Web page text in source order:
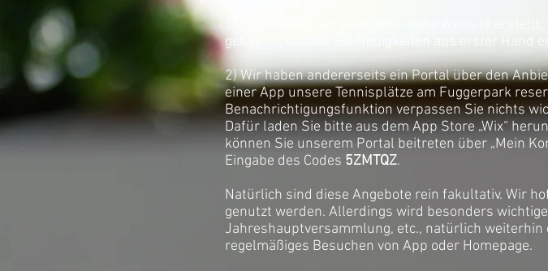
1) Dazu haben wir einerseits diese Website
gehalten, sodass Sie Neuigkeiten aus erster Hand
2) Wir haben andererseits ein Portal über den
einer App unsere Tennisplätze am Fuggerpark
Benachrichtigungsfunktion verpassen Sie nichts
Dafür laden Sie bitte aus dem App Store „Wix“
können Sie unserem Portal beitreten über „Mein
Eingabe des Codes 5ZMTQZ.
Natürlich sind diese Angebote rein fakultativ. Wir
genutzt werden. Allerdings wird besonders
Jahreshauptversammlung, etc., natürlich weiterhin
regelmäßiges Besuchen von App oder Homepage.